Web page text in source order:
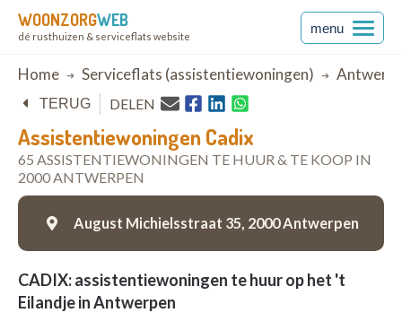
WOONZORGWEB
dé rusthuizen & serviceflats website
menu
Breadcrumb
Home Serviceflats (assistentiewoningen)
Assistentiewoningen Cadix
65 ASSISTENTIEWONINGEN TE HUUR & TE KOOP IN
2000 ANTWERPEN
TERUG DELEN
August Michielsstraat 35, 2000 Antwerpen
CADIX: assistentiewoningen te huur op het 't
Eilandje in Antwerpen